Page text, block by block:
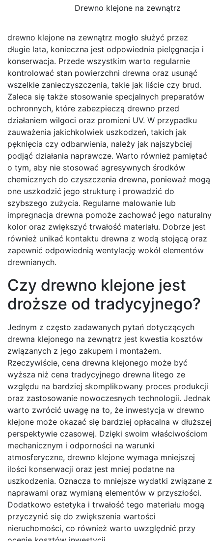
Drewno klejone na zewnątrz
drewno klejone na zewnątrz mogło służyć przez
długie lata, konieczna jest odpowiednia pielęgnacja i
konserwacja. Przede wszystkim warto regularnie
kontrolować stan powierzchni drewna oraz usunąć
wszelkie zanieczyszczenia, takie jak liście czy brud.
Zaleca się także stosowanie specjalnych preparatów
ochronnych, które zabezpieczą drewno przed
działaniem wilgoci oraz promieni UV. W przypadku
zauważenia jakichkolwiek uszkodzeń, takich jak
pęknięcia czy odbarwienia, należy jak najszybciej
podjąć działania naprawcze. Warto również pamiętać
o tym, aby nie stosować agresywnych środków
chemicznych do czyszczenia drewna, ponieważ mogą
one uszkodzić jego strukturę i prowadzić do
szybszego zużycia. Regularne malowanie lub
impregnacja drewna pomoże zachować jego naturalny
kolor oraz zwiększyć trwałość materiału. Dobrze jest
również unikać kontaktu drewna z wodą stojącą oraz
zapewnić odpowiednią wentylację wokół elementów
drewnianych.
Czy drewno klejone jest
droższe od tradycyjnego?
Jednym z często zadawanych pytań dotyczących
drewna klejonego na zewnątrz jest kwestia kosztów
związanych z jego zakupem i montażem.
Rzeczywiście, cena drewna klejonego może być
wyższa niż cena tradycyjnego drewna litego ze
względu na bardziej skomplikowany proces produkcji
oraz zastosowanie nowoczesnych technologii. Jednak
warto zwrócić uwagę na to, że inwestycja w drewno
klejone może okazać się bardziej opłacalna w dłuższej
perspektywie czasowej. Dzięki swoim właściwościom
mechanicznym i odporności na warunki
atmosferyczne, drewno klejone wymaga mniejszej
ilości konserwacji oraz jest mniej podatne na
uszkodzenia. Oznacza to mniejsze wydatki związane z
naprawami oraz wymianą elementów w przyszłości.
Dodatkowo estetyka i trwałość tego materiału mogą
przyczynić się do zwiększenia wartości
nieruchomości, co również warto uwzględnić przy